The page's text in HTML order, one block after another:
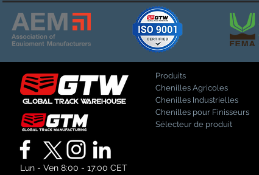
Lun - Ven 8:00 - 17:00 CET
Produits
Chenilles Agricoles
Chenilles Industrielles
Chenilles pour Finisseurs
Sélecteur de produit